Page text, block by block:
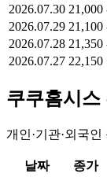
2026.07.30 21,000
2026.07.29 21,100
2026.07.28 21,350
2026.07.27 22,150
쿠쿠홈시스
개인·기관·외국
날짜 종가